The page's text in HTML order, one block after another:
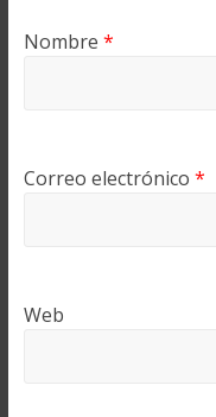
Nombre *
Correo electrónico *
Web